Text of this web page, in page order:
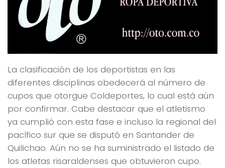
La clasificación de los deportistas en las
diferentes disciplinas obedecerá al número de
cupos que otorgue Coldeportes, lo cual está aún
por confirmar. Cabe destacar que el atletismo
ya cumplió con esta fase e incluso la regional del
pacífico sur que se disputó en Santander de
Quilichao. Aún no se ha suministrado el listado de
los atletas risaraldenses que obtuvieron cupo.